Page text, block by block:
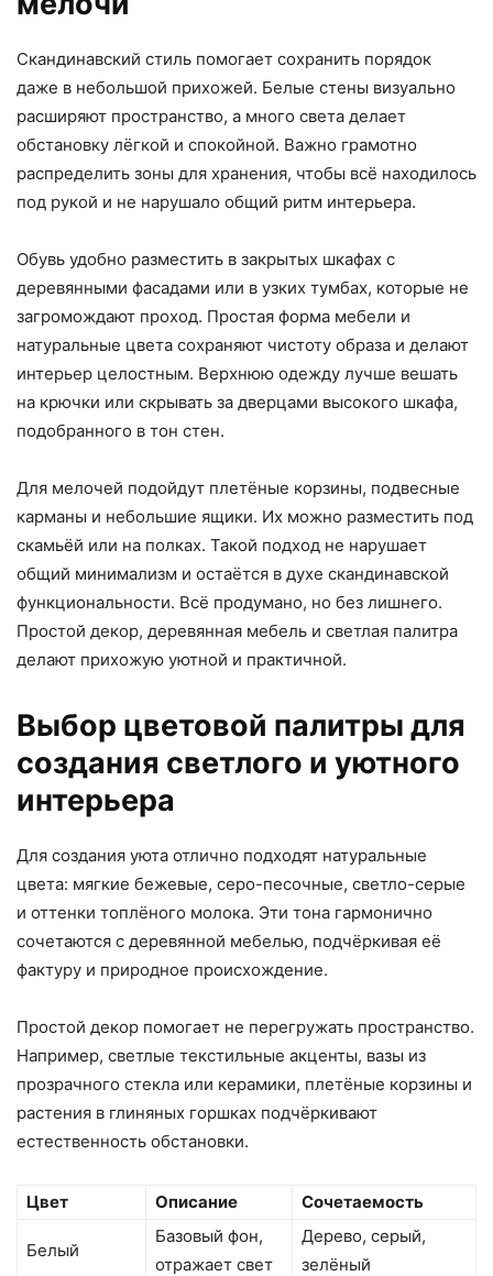
Скандинавский стиль помогает сохранить порядок
даже в небольшой прихожей. Белые стены визуально
расширяют пространство, а много света делает
обстановку лёгкой и спокойной. Важно грамотно
распределить зоны для хранения, чтобы всё находилось
под рукой и не нарушало общий ритм интерьера.
Обувь удобно разместить в закрытых шкафах с
деревянными фасадами или в узких тумбах, которые не
загромождают проход. Простая форма мебели и
натуральные цвета сохраняют чистоту образа и делают
интерьер целостным. Верхнюю одежду лучше вешать
на крючки или скрывать за дверцами высокого шкафа,
подобранного в тон стен.
Для мелочей подойдут плетёные корзины, подвесные
карманы и небольшие ящики. Их можно разместить под
скамьёй или на полках. Такой подход не нарушает
общий минимализм и остаётся в духе скандинавской
функциональности. Всё продумано, но без лишнего.
Простой декор, деревянная мебель и светлая палитра
делают прихожую уютной и практичной.
Выбор цветовой палитры для
создания светлого и уютного
интерьера
Для создания уюта отлично подходят натуральные
цвета: мягкие бежевые, серо-песочные, светло-серые
и оттенки топлёного молока. Эти тона гармонично
сочетаются с деревянной мебелью, подчёркивая её
фактуру и природное происхождение.
Простой декор помогает не перегружать пространство.
Например, светлые текстильные акценты, вазы из
прозрачного стекла или керамики, плетёные корзины и
растения в глиняных горшках подчёркивают
естественность обстановки.
Цвет Описание Сочетаемость
Белый
Базовый фон,
отражает свет
Дерево, серый,
зелёный